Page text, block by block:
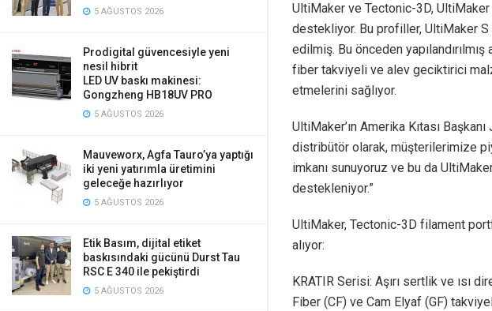
5 AĞUSTOS 2026
Prodigital güvencesiyle yeni
nesil hibrit
LED UV baskı makinesi:
Gongzheng HB18UV PRO
5 AĞUSTOS 2026
Mauveworx, Agfa Tauro’ya yaptığı
iki yeni yatırımla üretimini
geleceğe hazırlıyor
5 AĞUSTOS 2026
Etik Basım, dijital etiket
baskısındaki gücünü Durst Tau
RSC E 340 ile pekiştirdi
5 AĞUSTOS 2026
UltiMaker ve Tectonic-3D,
destekliyor. Bu profiller, UltiMaker
edilmiş. Bu önceden
fiber takviyeli ve alev geciktirici
etmelerini sağlıyor.
UltiMaker’ın Amerika Kıtası
distribütör olarak, müşterilerimize
imkanı sunuyoruz ve bu da
destekleniyor.”
UltiMaker, Tectonic-3D filament
alıyor:
KRATIR Serisi: Aşırı sertlik ve ısı
Fiber (CF) ve Cam Elyaf (GF)